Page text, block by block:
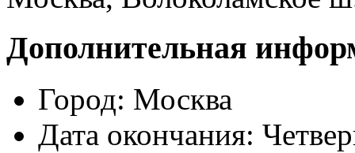
Дополнительная
Город: Москва
Дата окончания: